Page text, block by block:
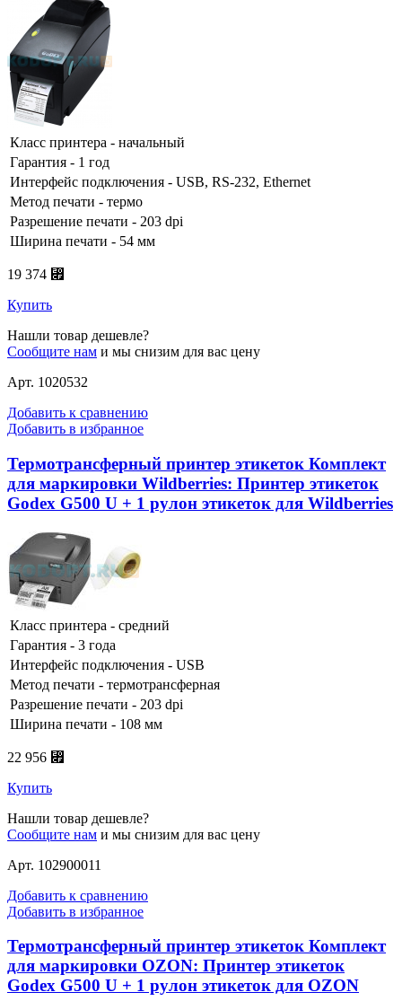
Класс принтера - начальный
Гарантия - 1 год
Интерфейс подключения - USB, RS-232, Ethernet
Метод печати - термо
Разрешение печати - 203 dpi
Ширина печати - 54 мм
19 374 ⃏
Купить
Нашли товар дешевле?
Сообщите нам и мы снизим для вас цену
Арт. 1020532
Добавить к сравнению
Добавить в избранное
Термотрансферный принтер этикеток Комплект
для маркировки Wildberries: Принтер этикеток
Godex G500 U + 1 рулон этикеток для Wildberries
Класс принтера - средний
Гарантия - 3 года
Интерфейс подключения - USB
Метод печати - термотрансферная
Разрешение печати - 203 dpi
Ширина печати - 108 мм
22 956 ⃏
Купить
Нашли товар дешевле?
Сообщите нам и мы снизим для вас цену
Арт. 102900011
Добавить к сравнению
Добавить в избранное
Термотрансферный принтер этикеток Комплект
для маркировки OZON: Принтер этикеток
Godex G500 U + 1 рулон этикеток для OZON